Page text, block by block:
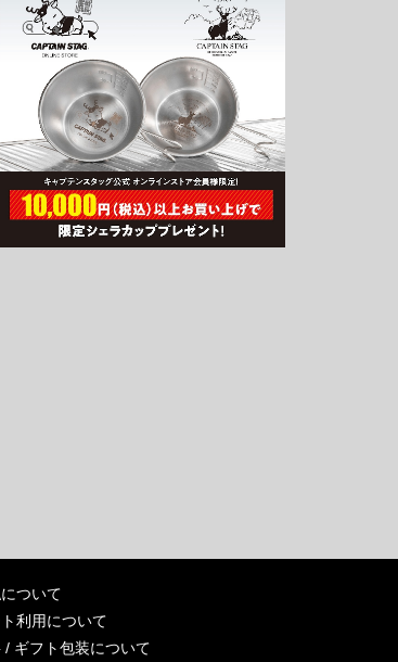
ついて
利用について
/ ギフト包装について